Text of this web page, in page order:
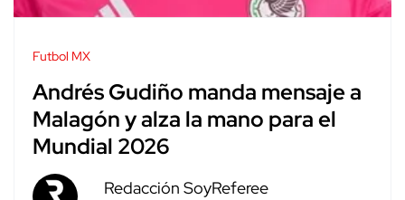
Futbol MX
Andrés Gudiño manda mensaje a
Malagón y alza la mano para el
Mundial 2026
Redacción SoyReferee